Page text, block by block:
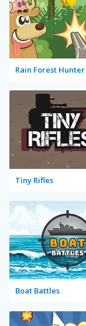
Rain Forest Hunter
Tiny Rifles
Boat Battles